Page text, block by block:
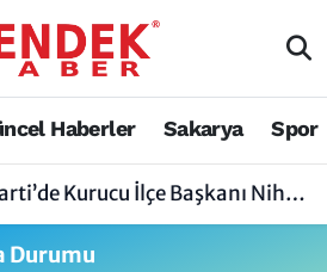
Haberler Sakarya Spor
Kurucu İlçe Başkanı Nihat Bayraktar Oldu
Durumu
Eczaneler
Haritası